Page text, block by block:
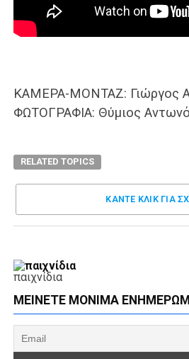
ΚΑΜΕΡΑ-ΜΟΝΤΑΖ: Γιώργος
ΦΩΤΟΓΡΑΦΙΑ: Θύμιος
RELATED TOPICS
ΚΑΝΤΕ ΚΛΊΚ ΓΙΑ
παιχνίδια
ΜΕΊΝΕΤΕ ΜΌΝΙΜΑ